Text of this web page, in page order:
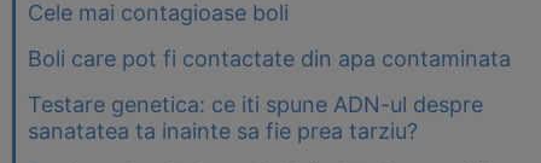
Cele mai contagioase boli
Boli care pot fi contactate din apa contaminata
Testare genetica: ce iti spune ADN-ul despre
sanatatea ta inainte sa fie prea tarziu?